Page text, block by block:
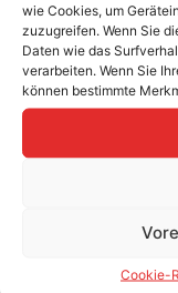
wie Cookies, um
zuzugreifen. Wenn Sie
Daten wie das
verarbeiten. Wenn Sie
können bestimmte
Cookie-
Zuverlässiger
einen String
Class II
Ideal für PV-
Einfacher